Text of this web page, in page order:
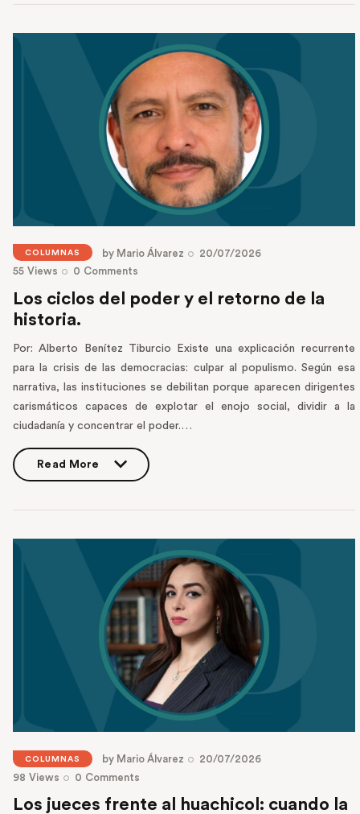
COLUMNAS by Mario Álvarez
20/07/2026
55 Views 0 Comments
Los ciclos del poder y el retorno de la
historia.
Por: Alberto Benítez Tiburcio Existe una explicación recurrente
para la crisis de las democracias: culpar al populismo. Según esa
narrativa, las instituciones se debilitan porque aparecen dirigentes
carismáticos capaces de explotar el enojo social, dividir a la
ciudadanía y concentrar el poder.…
Read More
COLUMNAS by Mario Álvarez
20/07/2026
98 Views 0 Comments
Los jueces frente al huachicol: cuando la